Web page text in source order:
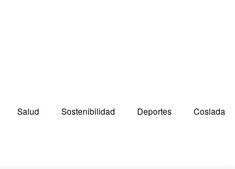
Salud Sostenibilidad Deportes Coslada